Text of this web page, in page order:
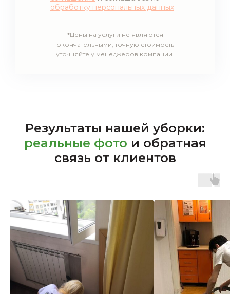
обработку персональных данных
*Цены на услуги не являются
окончательными, точную стоимость
уточняйте у менеджеров компании.
Результаты нашей уборки:
реальные фото и обратная
связь от клиентов